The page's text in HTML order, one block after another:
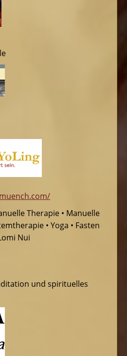
Therapie • Manuelle
• Yoga • Fasten
Nui
und spirituelles